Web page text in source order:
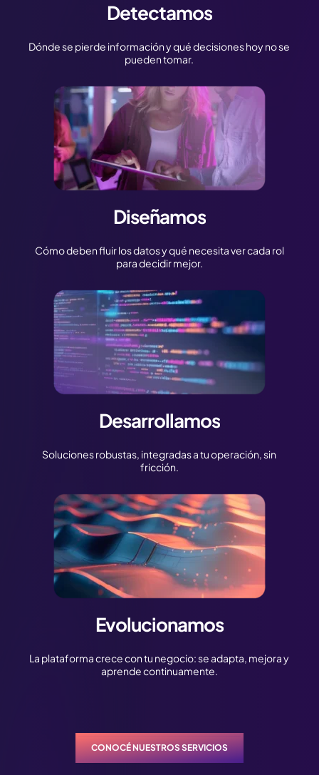
Detectamos
Dónde se pierde información y qué decisiones hoy no se
pueden tomar.
Diseñamos
Cómo deben fluir los datos y qué necesita ver cada rol
para decidir mejor.
Desarrollamos
Soluciones robustas, integradas a tu operación, sin
fricción.
Evolucionamos
La plataforma crece con tu negocio: se adapta, mejora y
aprende continuamente.
CONOCÉ NUESTROS SERVICIOS